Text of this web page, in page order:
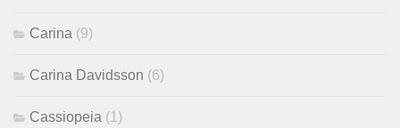
Carina (9)
Carina Davidsson (6)
Cassiopeia (1)